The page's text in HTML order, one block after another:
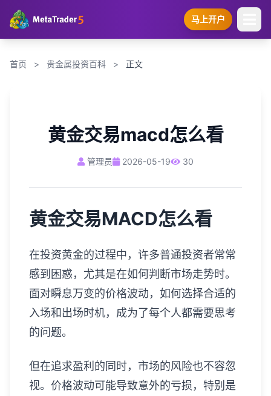
马上开户
首页 > 贵金属投资百科 > 正文
黄金交易macd怎么看
管理员 2026-05-19 30
黄金交易MACD怎么看
在投资黄金的过程中，许多普通投资者常常
感到困惑，尤其是在如何判断市场走势时。
面对瞬息万变的价格波动，如何选择合适的
入场和出场时机，成为了每个人都需要思考
的问题。
但在追求盈利的同时，市场的风险也不容忽
视。价格波动可能导致意外的亏损，特别是